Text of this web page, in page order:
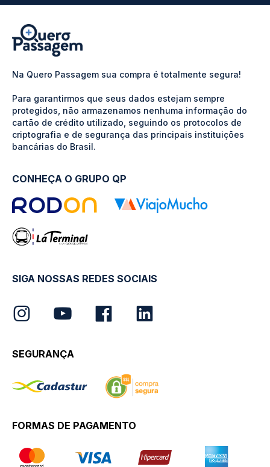
Na Quero Passagem sua compra é totalmente segura!
Para garantirmos que seus dados estejam sempre
protegidos, não armazenamos nenhuma informação do
cartão de crédito utilizado, seguindo os protocolos de
criptografia e de segurança das principais instituições
bancárias do Brasil.
CONHEÇA O GRUPO QP
SIGA NOSSAS REDES SOCIAIS
SEGURANÇA
FORMAS DE PAGAMENTO